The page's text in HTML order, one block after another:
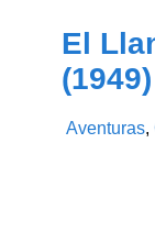
El
(1949)
Aventuras,